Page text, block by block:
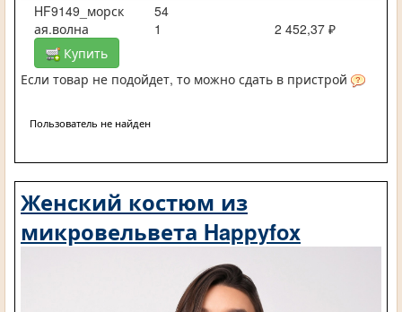
HF9149_морск
ая.волна
54
1
2 452,37 ₽
Купить
Если товар не подойдет, то можно сдать в пристрой
Пользователь не найден
Женский костюм из
микровельвета Happyfox